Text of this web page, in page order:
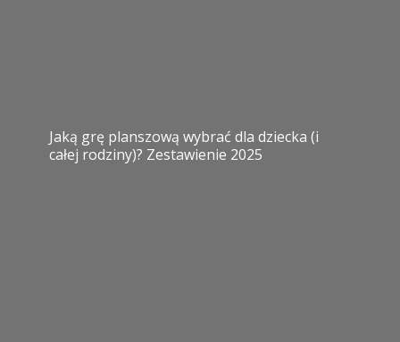
Jaką grę planszową wybrać dla dziecka (i
całej rodziny)? Zestawienie 2025